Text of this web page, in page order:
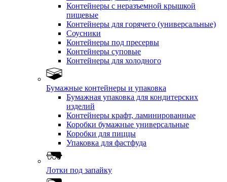
Контейнеры с неразъемной крышкой
пищевые
Контейнеры для горячего (универсальные)
Соусники
Контейнеры под пресервы
Контейнеры суповые
Контейнеры для холодного
Бумажные контейнеры и упаковка
Бумажная упаковка для кондитерских
изделий
Контейнеры крафт, ламинированные
Коробки бумажные универсальные
Коробки для пиццы
Упаковка для фастфуда
Лотки под запайку